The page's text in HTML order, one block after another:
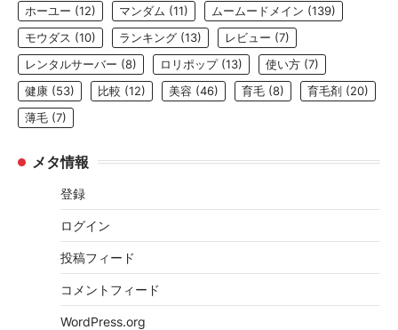
ホーユー (12) マンダム (11) ムームードメイン (139)
モウダス (10) ランキング (13) レビュー (7)
レンタルサーバー (8) ロリポップ(13) 使い方 (7)
健康 (53) 比較 (12) 美容 (46) 育毛 (8) 育毛剤 (20)
薄毛 (7)
メタ情報
登録
ログイン
投稿フィード
コメントフィード
WordPress.org